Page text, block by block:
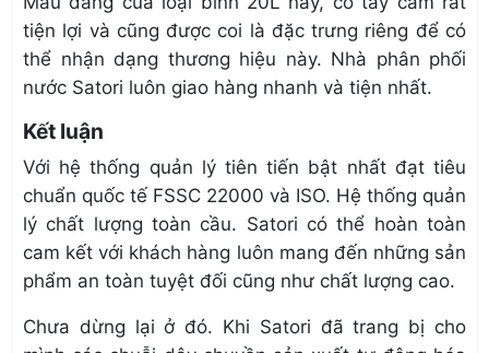
tiện lợi và cũng được coi là đặc trưng riêng để có
thể nhận dạng thương hiệu này. Nhà phân phối
nước Satori luôn giao hàng nhanh và tiện nhất.
Kết luận
Với hệ thống quản lý tiên tiến bật nhất đạt tiêu
chuẩn quốc tế FSSC 22000 và ISO. Hệ thống quản
lý chất lượng toàn cầu. Satori có thể hoàn toàn
cam kết với khách hàng luôn mang đến những sản
phẩm an toàn tuyệt đối cũng như chất lượng cao.
Chưa dừng lại ở đó. Khi Satori đã trang bị cho